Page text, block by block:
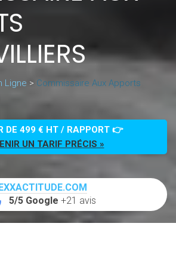
Ligne > Commissaire Aux Apports
DE 499 € HT / RAPPORT 👉
UN TARIF PRÉCIS »
5/5 Google +21 avis